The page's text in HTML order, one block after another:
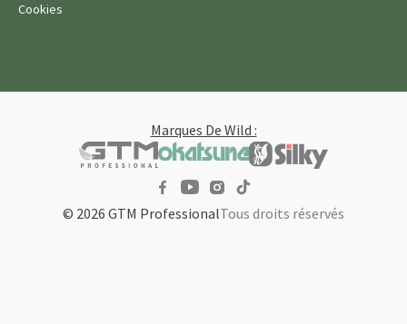
Cookies
Marques De Wild :
© 2026 GTM ProfessionalTous droits réservés